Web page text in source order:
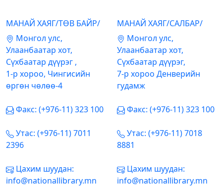
МАНАЙ ХАЯГ/ТӨВ БАЙР/
Mонгол улс,
Улаанбаатар хот,
Сүхбаатар дүүрэг ,
1-р хороо, Чингисийн
өргөн чөлөө-4
Факс: (+976-11) 323 100
Утас: (+976-11) 7011
2396
Цахим шуудан:
info@nationallibrary.mn
МАНАЙ ХАЯГ/САЛБАР/
Mонгол улс,
Улаанбаатар хот,
Сүхбаатар дүүрэг,
7-р хороо Денверийн
гудамж
Факс: (+976-11) 323 100
Утас: (+976-11) 7018
8881
Цахим шуудан:
info@nationallibrary.mn